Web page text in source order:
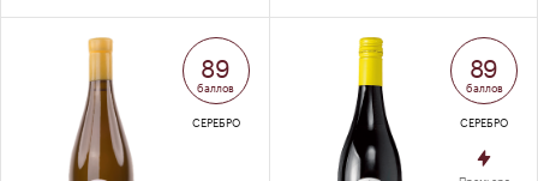
89
баллов
СЕРЕБРО
89
баллов
СЕРЕБРО